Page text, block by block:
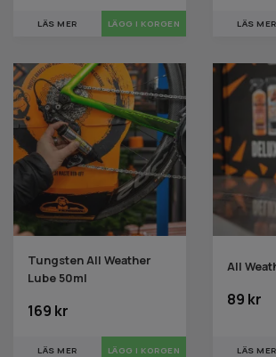
LÄS MER LÄS MER
Tungsten All Weather
Lube 50ml
169 kr
LÄS MER
All
89 kr
LÄS MER